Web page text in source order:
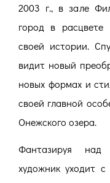
2003 г., в зале
город в расцвете
своей истории.
видит новый
новых формах и
своей главной
Онежского озера.
Фантазируя над
художник уходит